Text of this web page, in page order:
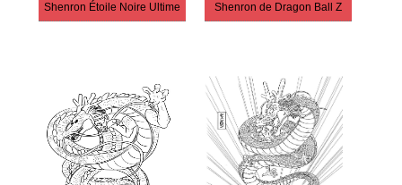
Shenron Étoile Noire Ultime Shenron de Dragon Ball Z